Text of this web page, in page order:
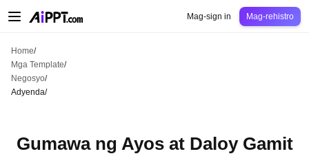
Mga Template
Mag-sign in Mag-rehistro
Home/
Mga Template/
Negosyo/
Adyenda/
Gumawa ng Ayos at Daloy Gamit